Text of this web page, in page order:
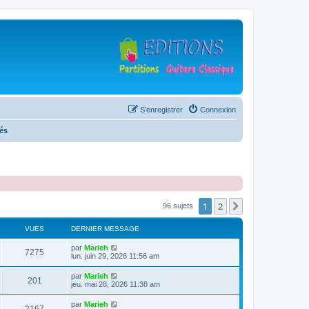
Connexion
S’enregistrer
96 sujets 1 2
VUES DERNIER MESSAGE
7275
u
D
e
i
e
r
m
par Marieh
lun. juin 29, 2026 11:56 am
201
u
D
e
par Marieh
jeu. mai 28, 2026 11:38 am
D
par Marieh